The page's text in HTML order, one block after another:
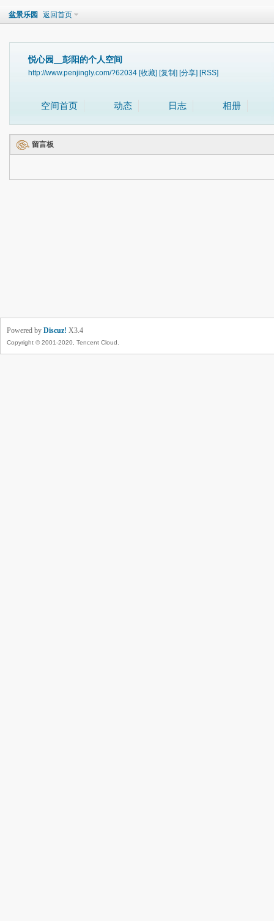
盆景乐园 返回首页
悦心园__彭阳的个人空间
http://www.penjingly.com/?62034 [收藏] [复制] [分享] [RSS]
空间首页 动态 日志 相册
留言板
Powered by Discuz! X3.4
Copyright © 2001-2020, Tencent Cloud.